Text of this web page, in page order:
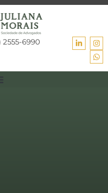
2555-6990